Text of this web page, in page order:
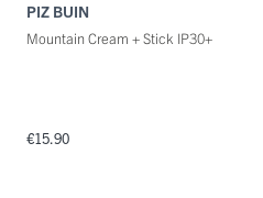
PIZ BUIN
Mountain Cream + Stick IP30+
€15.90